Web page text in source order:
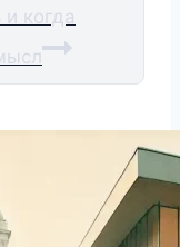
когда